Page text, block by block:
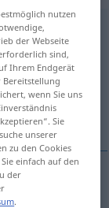
nutzen
der Webseite
sind,
Ihrem Endgerät
Bereitstellung
wenn Sie uns
Sie
unserer
zu den Cookies
einfach auf den
der
.